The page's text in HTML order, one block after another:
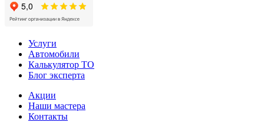
Услуги
Автомобили
Калькулятор ТО
Блог эксперта
Акции
Наши мастера
Контакты